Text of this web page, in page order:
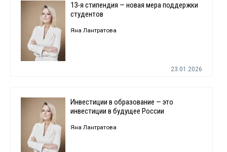
13-я стипендия — новая мера поддержки
студентов
Яна Лантратова
23.01.2026
Инвестиции в образование — это
инвестиции в будущее России
Яна Лантратова